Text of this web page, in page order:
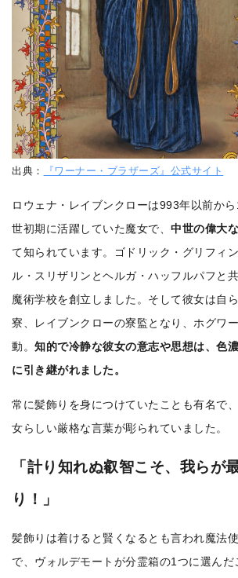
出典： 『ワーナー・ブラザーズ』公式サイト
ロウェナ・レイブンクローは993年以前か
世初期に活躍していた魔女で、中世の偉大
て知られています。ゴドリック・グリフィ
ル・スリザリンとヘルガ・ハッフルパフと
魔術学校を創立しました。そして彼女は自
寮、レイブンクローの寮監となり、ホグワ
動。知的で冷静な彼女の意志や思想は、色
に引き継がれました。
常に髪飾りを身につけていたことも有名で
女らしい厳格な言葉が彫られていました。
「計り知れぬ叡智こそ、我らが
り！」
髪飾りは着けると賢くなるとも言われ魔法
で、ヴォルデモートが分霊箱の1つに選ん